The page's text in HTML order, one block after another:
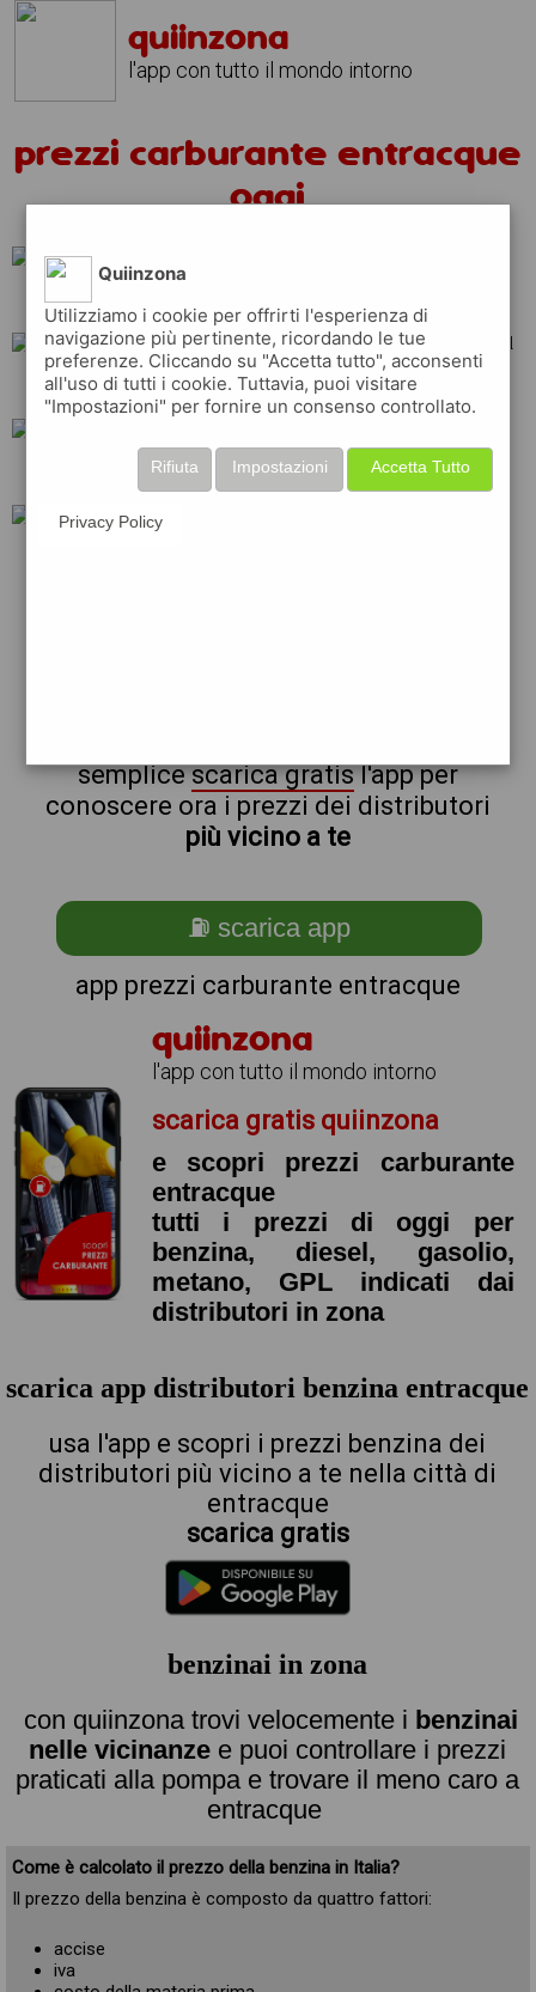
quiinzona
l'app con tutto il mondo intorno
prezzi carburante entracque
oggi
ip
api repsol shell
eni total
semplicescarica gratisl'app per
conoscere ora i prezzi dei distributori
più vicino a te
⛽ scarica app
app prezzi carburante entracque
quiinzona
l'app con tutto il mondo intorno
scarica gratis quiinzona
e scopri prezzi carburante
entracque
tutti i prezzi di oggi per
benzina, diesel, gasolio,
metano, GPL indicati dai
distributori in zona
scarica app distributori benzina entracque
usa l'app e scopri i prezzi benzina dei
distributori più vicino a te nella città di
entracque
scarica gratis
benzinai in zona
con quiinzona trovi velocemente i benzinai
nelle vicinanze e puoi controllare i prezzi
praticati alla pompa e trovare il meno caro a
entracque
Come è calcolato il prezzo della benzina in Italia?
Il prezzo della benzina è composto da quattro fattori:
accise
iva
Quiinzona
Utilizziamo i cookie per offrirti l'esperienza di
navigazione più pertinente, ricordando le tue
preferenze. Cliccando su "Accetta tutto", acconsenti
all'uso di tutti i cookie. Tuttavia, puoi visitare
"Impostazioni" per fornire un consenso controllato.
Accetta Tutto
Impostazioni
Rifiuta
Privacy Policy